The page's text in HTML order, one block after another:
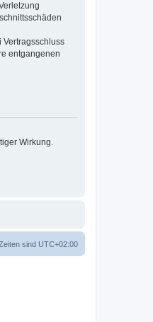
Vertragsschluss
entgangenen
Wirkung.
sind UTC+02:00